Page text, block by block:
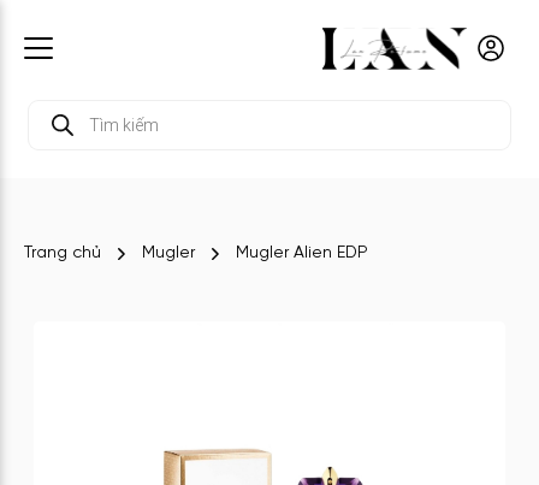
kiếm
Trang chủ Mugler Mugler Alien EDP